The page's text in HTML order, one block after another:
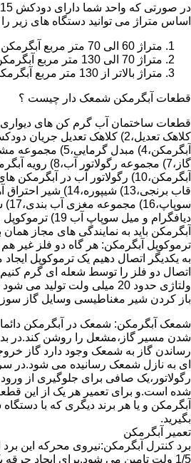
اساس متراژ می توانید دستگاه های زیر را
متراژ 60 الی 70 متر مربع آبگرمکن B3112
متراژ 70 الی 130 متر مربع آبگرمکن B3115 یا B3215i
متراژ بالاتر از 130 متر مربع آبگرمکن B3118 یا B3218i
قطعات آبگرمکن شمعک دار چیست ؟
دیافگرام و میل
آبگرمکن باید به نمایندگی های مجاز
ترموکوپل آبگرمکن: هر گاه دو فلز غیر
به یکدیگر اتصال دهیم یک ترموکوپل
اتصال دو فلز را توسط شعله ای گرم
ولتاژی حدود 20 میلی ولت
باز کردن شیر مغناطیسی وسایل گاز سوز را در مدت
شمعک آبگرمکن: شمعک در آبگرمکن
شدن مسیر گاز،مشعل را روشن کند.در
رساندن گاز به شمعک وجود دارد گاز
ای به نازل شمعک رسانیده می شود.در
رگولاتور،یک صافی برای جلوگیری از
شده است.و برای تعمیر هر یک از این
آبگرمکن و یا هر برند دیگری که با
بگیرید.
تعمیر آبگرمکن
برد کنترل آبگرمکن:نیروی محرکه این برد